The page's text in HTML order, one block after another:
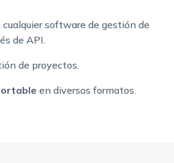
cualquier software de gestión de
de API.
de proyectos.
en diversos formatos.